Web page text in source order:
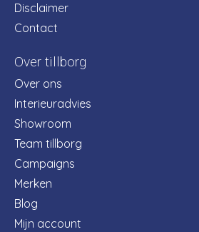
Disclaimer
Contact
Over tillborg
Over ons
Interieuradvies
Showroom
Team tillborg
Campaigns
Merken
Blog
Mijn account